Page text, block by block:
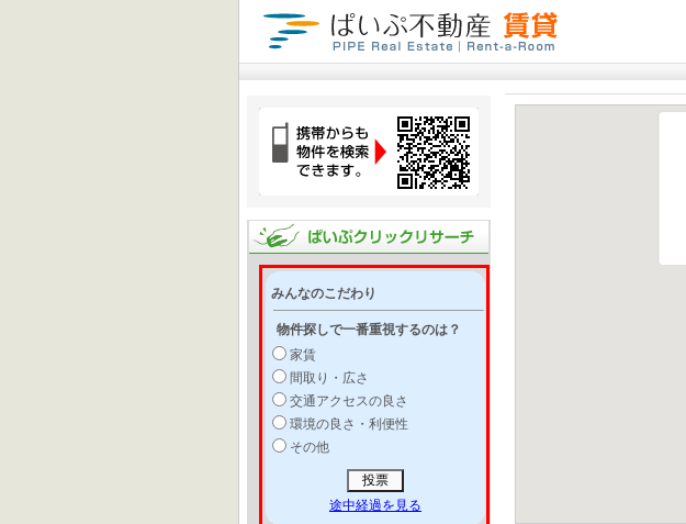
みんなのこだわり
物件探しで一番重視するのは？
家賃
間取り・広さ
交通アクセスの良さ
環境の良さ・利便性
その他
途中経過を見る